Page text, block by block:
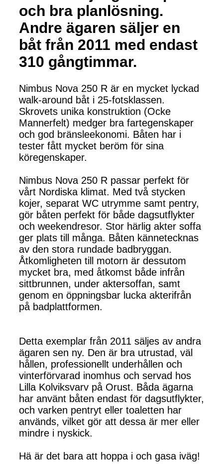
och bra planlösning.
Andre ägaren säljer en
båt från 2011 med endast
310 gångtimmar.
Nimbus Nova 250 R är en mycket lyckad
walk-around båt i 25-fotsklassen.
Skrovets unika konstruktion (Ocke
Mannerfelt) medger bra fartegenskaper
och god bränsleekonomi. Båten har i
tester fått mycket beröm för sina
köregenskaper.
Nimbus Nova 250 R passar perfekt för
vårt Nordiska klimat. Med två stycken
kojer, separat WC utrymme samt pentry,
gör båten perfekt för både dagsutflykter
och weekendresor. Stor härlig akter soffa
ger plats till många. Båten kännetecknas
av den stora rundade badbryggan.
Åtkomligheten till motorn är dessutom
mycket bra, med åtkomst både infrån
sittbrunnen, under aktersoffan, samt
genom en öppningsbar lucka akterifrån
på badplattformen.
Detta exemplar från 2011 säljes av andra
ägaren sen ny. Den är bra utrustad, väl
hållen, professionellt underhållen och
vinterförvarad inomhus och servad hos
Lilla Kolviksvarv på Orust. Båda ägarna
har använt båten endast för dagsutflykter,
och varken pentryt eller toaletten har
används, vilket gör att dessa är mer eller
mindre i nyskick.
Hä är det bara att hoppa i och gasa iväg!